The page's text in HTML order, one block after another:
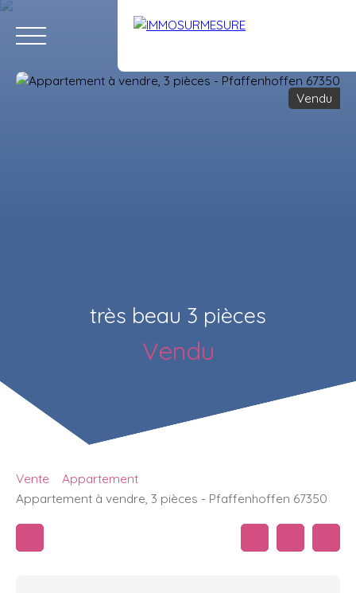
Vendu
très beau 3 pièces
Vendu
Vente
Appartement
Appartement à vendre, 3 pièces - Pfaffenhoffen 67350